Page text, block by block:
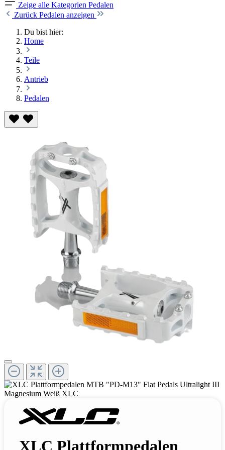
Zeige alle Kategorien Pedalen
Zurück Pedalen anzeigen
Du bist hier:
Home
Teile
Antrieb
Pedalen
XLC Plattformpedalen